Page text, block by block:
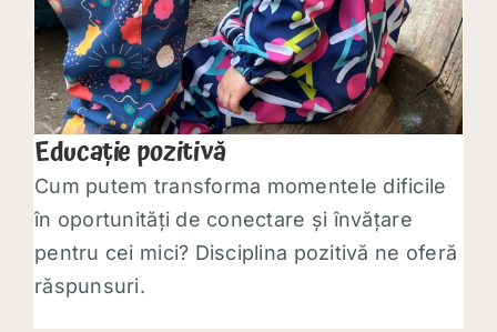
Educație pozitivă
Cum putem transforma momentele dificile
în oportunități de conectare și învățare
pentru cei mici? Disciplina pozitivă ne oferă
răspunsuri.